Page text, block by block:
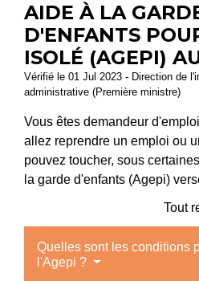
AIDE À LA
D'ENFANTS
ISOLÉ (AGEPI)
Vérifié le 01 Jul 2023 - Direction de
administrative (Première ministre)
Vous êtes demandeur d'emploi
allez reprendre un emploi ou
pouvez toucher, sous
la garde d'enfants (Agepi)
Tout
Quelles sont les conditions
l'Agepi ?